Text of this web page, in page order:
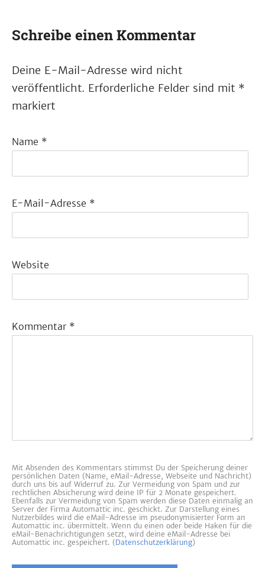
Schreibe einen Kommentar
Deine E-Mail-Adresse wird nicht
veröffentlicht. Erforderliche Felder sind mit *
markiert
Name *
E-Mail-Adresse *
Website
Kommentar *
Mit Absenden des Kommentars stimmst Du der Speicherung deiner
persönlichen Daten (Name, eMail-Adresse, Webseite und Nachricht)
durch uns bis auf Widerruf zu. Zur Vermeidung von Spam und zur
rechtlichen Absicherung wird deine IP für 2 Monate gespeichert.
Ebenfalls zur Vermeidung von Spam werden diese Daten einmalig an
Server der Firma Automattic inc. geschickt. Zur Darstellung eines
Nutzerbildes wird die eMail-Adresse im pseudonymisierter Form an
Automattic inc. übermittelt. Wenn du einen oder beide Haken für die
eMail-Benachrichtigungen setzt, wird deine eMail-Adresse bei
Automattic inc. gespeichert. (Datenschutzerklärung)